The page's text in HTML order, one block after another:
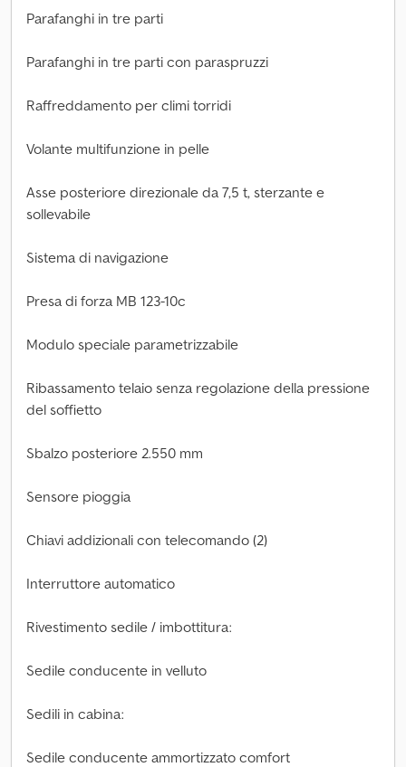
Parafanghi in tre parti
Parafanghi in tre parti con paraspruzzi
Raffreddamento per climi torridi
Volante multifunzione in pelle
Asse posteriore direzionale da 7,5 t, sterzante e
sollevabile
Sistema di navigazione
Presa di forza MB 123-10c
Modulo speciale parametrizzabile
Ribassamento telaio senza regolazione della pressione
del soffietto
Sbalzo posteriore 2.550 mm
Sensore pioggia
Chiavi addizionali con telecomando (2)
Interruttore automatico
Rivestimento sedile / imbottitura:
Sedile conducente in velluto
Sedili in cabina:
Sedile conducente ammortizzato comfort